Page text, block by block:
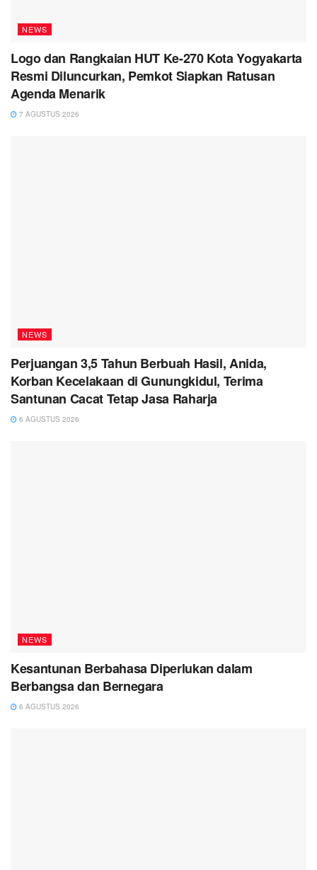
NEWS
Logo dan Rangkaian HUT Ke-270 Kota Yogyakarta
Resmi Diluncurkan, Pemkot Siapkan Ratusan
Agenda Menarik
7 AGUSTUS 2026
NEWS
Perjuangan 3,5 Tahun Berbuah Hasil, Anida,
Korban Kecelakaan di Gunungkidul, Terima
Santunan Cacat Tetap Jasa Raharja
6 AGUSTUS 2026
NEWS
Kesantunan Berbahasa Diperlukan dalam
Berbangsa dan Bernegara
6 AGUSTUS 2026